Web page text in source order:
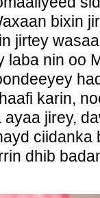
bixin
jirtey
laba nin oo
karin,
jirey,
ciidanka
dhib